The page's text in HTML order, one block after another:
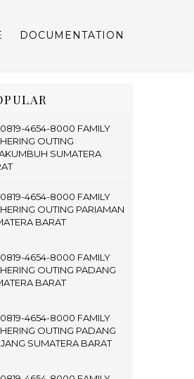
DOCUMENTATION
4654-8000 FAMILY
OUTING
SUMATERA
4654-8000 FAMILY
OUTING PARIAMAN
BARAT
4654-8000 FAMILY
OUTING PADANG
BARAT
4654-8000 FAMILY
OUTING PADANG
SUMATERA BARAT